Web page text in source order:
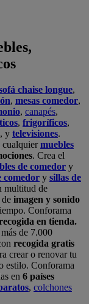
chaise longue,
, mesas comedor,
, canapés,
, frigoríficos,
, y televisiones.
cualquiermuebles
. Crea el
de comedor y
comedor y sillas de
multitud de
imagen y sonido
Conforama
en tienda.
de 7.000
recogida gratis
crear o renovar tu
estilo. Conforama
en 6 países
, colchones